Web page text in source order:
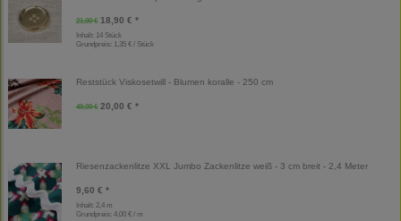
21,00 € 18,90 € *
Inhalt: 14 Stück
Grundpreis: 1,35 € / Stück
Reststück Viskosetwill - Blumen koralle - 250 cm
40,00 € 20,00 € *
Riesenzackenlitze XXL Jumbo Zackenlitze weiß - 3 cm breit - 2,4 Meter
9,60 € *
Inhalt: 2,4 m
Grundpreis: 4,00 € / m